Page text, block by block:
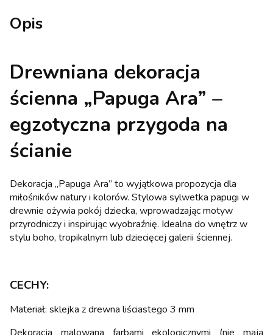
Opis
Drewniana dekoracja
ścienna „Papuga Ara” –
egzotyczna przygoda na
ścianie
Dekoracja „Papuga Ara” to wyjątkowa propozycja dla
miłośników natury i kolorów. Stylowa sylwetka papugi w
drewnie ożywia pokój dziecka, wprowadzając motyw
przyrodniczy i inspirując wyobraźnię. Idealna do wnętrz w
stylu boho, tropikalnym lub dziecięcej galerii ściennej.
CECHY:
Materiał: sklejka z drewna liściastego 3 mm